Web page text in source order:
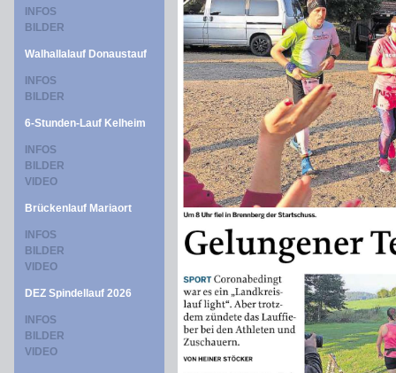
INFOS
BILDER
Walhallalauf Donaustauf
INFOS
BILDER
6-Stunden-Lauf Kelheim
INFOS
BILDER
VIDEO
Brückenlauf Mariaort
INFOS
BILDER
VIDEO
DEZ Spindellauf 2026
INFOS
BILDER
VIDEO